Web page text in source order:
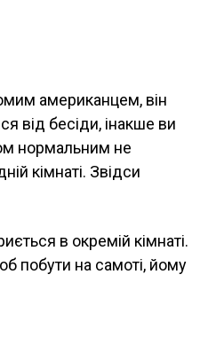
американцем, він
від бесіди, інакше ви
нормальним не
кімнаті. Звідси
в окремій кімнаті.
побути на самоті, йому